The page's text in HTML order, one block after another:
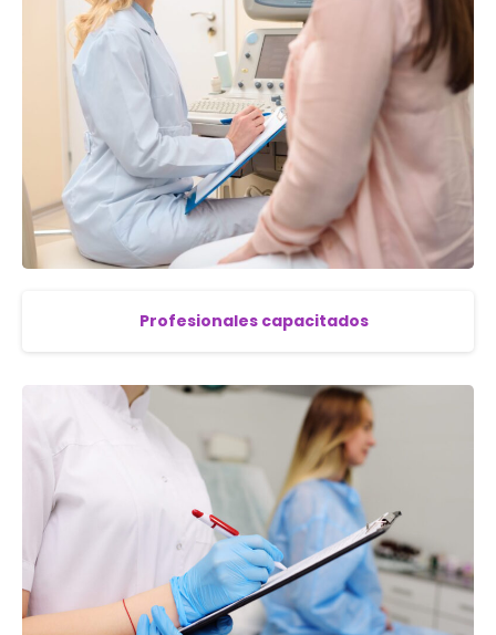
Profesionales capacitados